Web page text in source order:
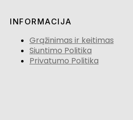
INFORMACIJA
Grąžinimas ir keitimas
Siuntimo Politika
Privatumo Politika